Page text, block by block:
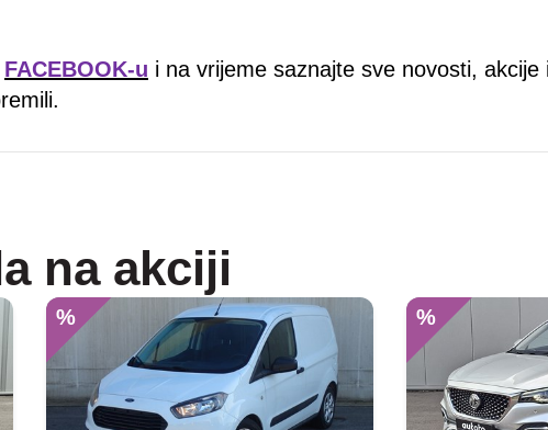
FACEBOOK-u i na vrijeme saznajte sve novosti, akcije
na akciji
% %